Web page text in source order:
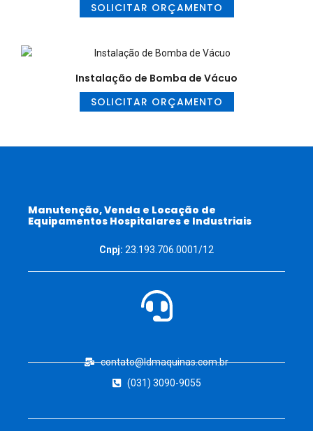
SOLICITAR ORÇAMENTO
Instalação de Bomba de Vácuo
SOLICITAR ORÇAMENTO
Manutenção, Venda e Locação de
Equipamentos Hospitalares e Industriais
Cnpj: 23.193.706.0001/12
contato@ldmaquinas.com.br
(031) 3090-9055